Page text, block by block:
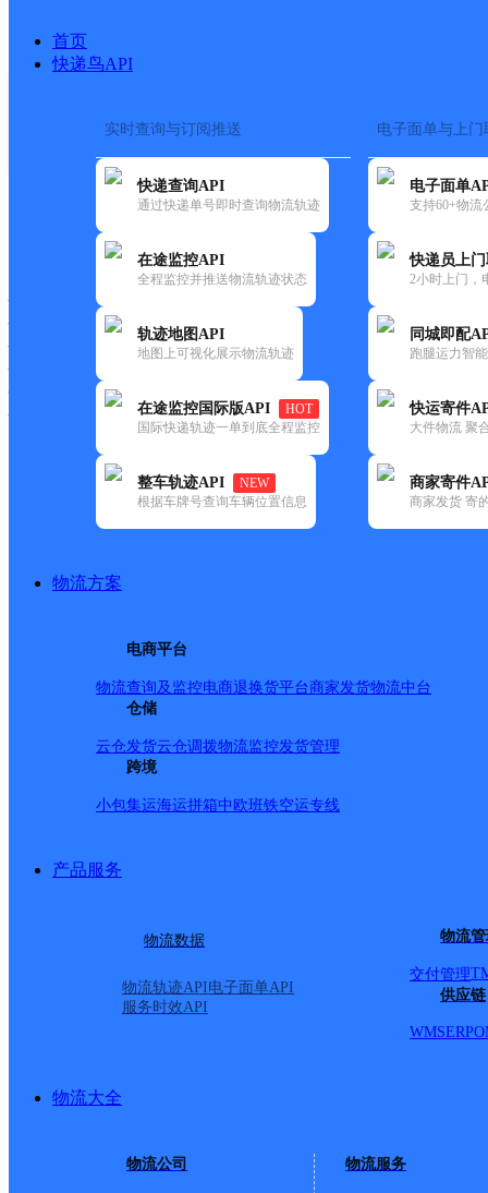
首页
快递鸟API
实时查询与订阅推送
快递查询API
通过快递单号即时查询物流轨迹
在途监控API
全程监控并推送物流轨迹状态
轨迹地图API
地图上可视化展示物流轨迹
在途监控国际版API
HOT
国际快递轨迹一单到底全程监控
整车轨迹API
NEW
根据车牌号查询车辆位置信息
电子面单与上门
电子面单
支持60+物流
快递员上
2小时上门，
同城即配
跑腿运力智
快运寄件
大件物流 聚
商家寄件
商家发货 寄
物流方案
电商平台
物流查询及监控电商退换货平台商家发货物流中台
仓储
云仓发货云仓调拨物流监控发货管理
跨境
小包集运海运拼箱中欧班铁空运专线
产品服务
物流数据
物流轨迹API电子面单API
服务时效API
物流
交付管理
供应链
WMSERP
物流大全
物流公司 物流服务
快递大全 > 快递网点
快递大全 快运大全
城市：松原市 ✕ 快递：韵达速递 ✕ 地区：长岭县 ✕ 清
地区:
不限 扶余市(6)
吉林长岭县公司东岭乡便民寄存点
更多号码地址：吉林省松原市长岭县东岭乡中学路
吉林长岭县公司北正镇分部
更多号码地址：吉林省松原市长岭县北正镇农村信
吉林长岭县公司
地址：中国吉林省松原市长岭县长岭镇第
派送范围:长岭县：长岭镇；永安路；永久路；长丰路；岭城
学；长岭县客运站；馨嘉苑；长岭县运管所；小博士幼儿园
七号镇；光明乡；三十号乡；利发盛镇；北正镇；大兴镇；
场；◇太平山镇（次日派送）【更新日期：2022-1-24 13:51
韵达速递 更多号码
吉林长岭县公司利发盛镇分部